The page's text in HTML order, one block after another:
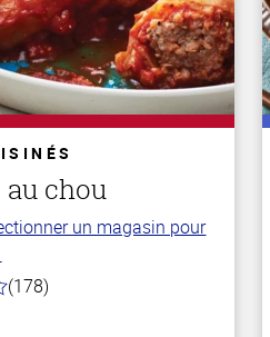
au chou
un magasin pour
(178)